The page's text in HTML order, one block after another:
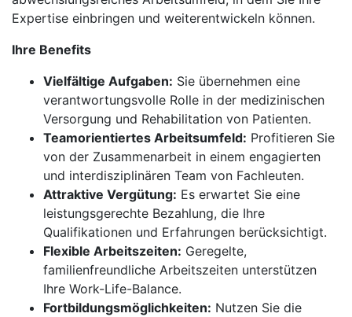
Expertise einbringen und weiterentwickeln können.
Ihre Benefits
Vielfältige Aufgaben: Sie übernehmen eine
verantwortungsvolle Rolle in der medizinischen
Versorgung und Rehabilitation von Patienten.
Teamorientiertes Arbeitsumfeld: Profitieren Sie
von der Zusammenarbeit in einem engagierten
und interdisziplinären Team von Fachleuten.
Attraktive Vergütung: Es erwartet Sie eine
leistungsgerechte Bezahlung, die Ihre
Qualifikationen und Erfahrungen berücksichtigt.
Flexible Arbeitszeiten: Geregelte,
familienfreundliche Arbeitszeiten unterstützen
Ihre Work-Life-Balance.
Fortbildungsmöglichkeiten: Nutzen Sie die